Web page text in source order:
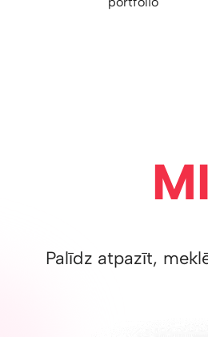
Palīdz atpazīt,